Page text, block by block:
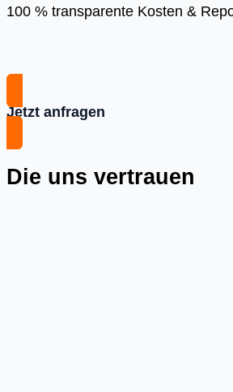
100 % transparente Kosten &
Jetzt anfragen
Die uns vertrauen